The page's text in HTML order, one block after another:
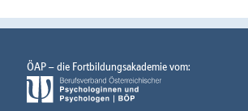
ÖAP – die Fortbildungsakademie vom: